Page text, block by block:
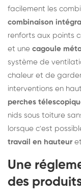
facilement les
combinaison
renforts aux points
et une cagoule
système de
chaleur et de
interventions en
perches
nids sous toiture
lorsque c'est
travail en hauteur
Une
des